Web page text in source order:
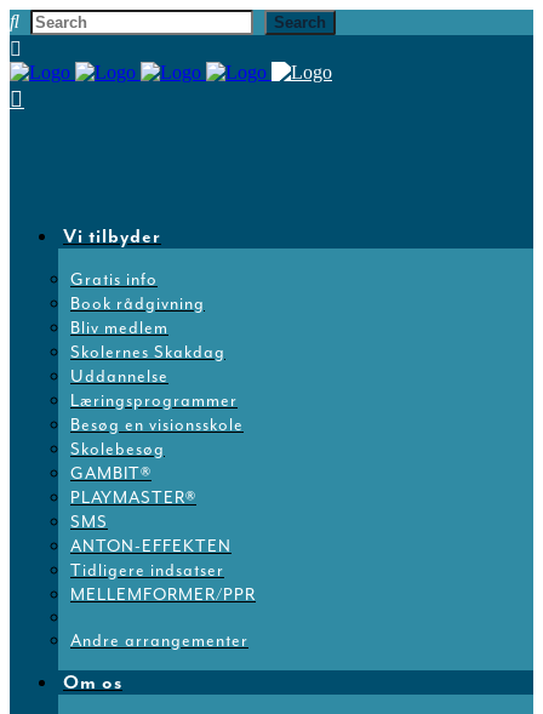
Vi tilbyder
Gratis info
Book rådgivning
Bliv medlem
Skolernes Skakdag
Uddannelse
Læringsprogrammer
Besøg en visionsskole
Skolebesøg
GAMBIT®
PLAYMASTER®
SMS
ANTON-EFFEKTEN
Tidligere indsatser
MELLEMFORMER/PPR
Andre arrangementer
Om os